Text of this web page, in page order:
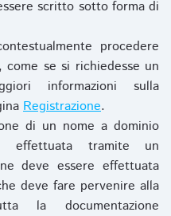
scritto sotto forma di
procedere
se si richiedesse un
informazioni sulla
Registrazione.
di un nome a dominio
effettuata tramite un
deve essere effettuata
deve fare pervenire alla
la documentazione